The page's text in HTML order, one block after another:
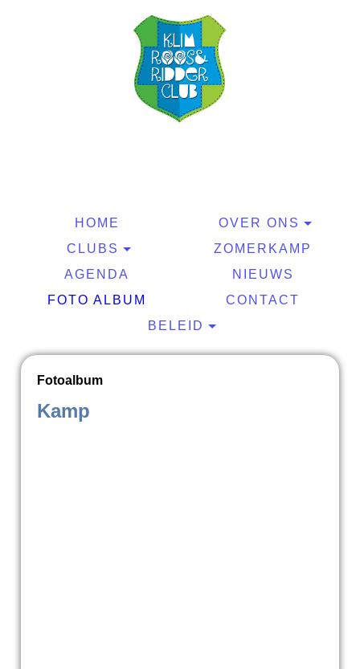
HOME
OVER ONS
CLUBS
ZOMERKAMP
AGENDA
NIEUWS
FOTO ALBUM
CONTACT
BELEID
Fotoalbum
Kamp